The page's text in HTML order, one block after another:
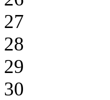
27
28
29
30